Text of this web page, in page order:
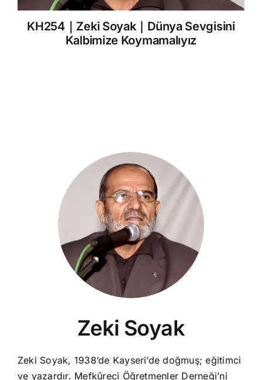
KH254｜Zeki Soyak｜Dünya Sevgisini
Kalbimize Koymamalıyız
Zeki Soyak
Zeki Soyak, 1938’de Kayseri’de doğmuş; eğitimci
ve yazardır. Mefkûreci Öğretmenler Derneği’ni